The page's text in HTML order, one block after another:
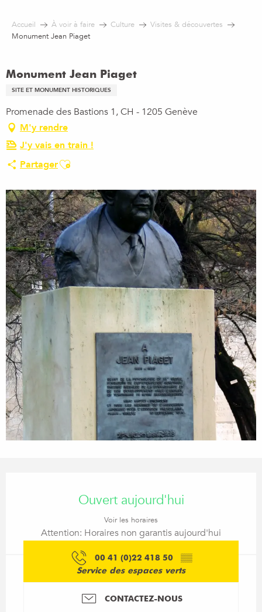
contenu
Accueil À voir à faire Culture
Visites & découvertes
Monument Jean Piaget
Monument Jean Piaget
SITE ET MONUMENT HISTORIQUES
Promenade des Bastions 1, CH - 1205 Genève
M'y rendre
J'y vais en train !
PartagerAjouter aux favoris
Ouvert aujourd'hui
Voir les horaires
Attention: Horaires non garantis aujourd'hui
00 41 (0)22 418 50 ▒▒
Service des espaces verts
CONTACTEZ-NOUS